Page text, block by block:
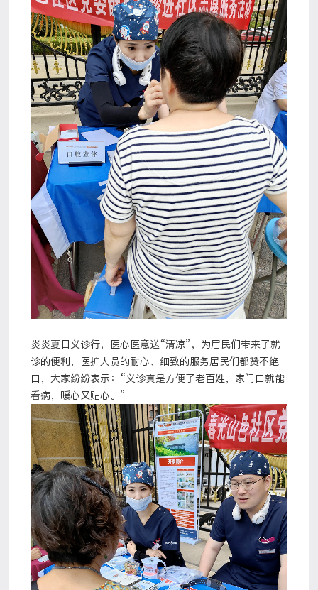
炎炎夏日义诊行，医心医意送“清凉”，为居民们带来了就
诊的便利，医护人员的耐心、细致的服务居民们都赞不绝
口，大家纷纷表示：“义诊真是方便了老百姓，家门口就能
看病，暖心又贴心。”